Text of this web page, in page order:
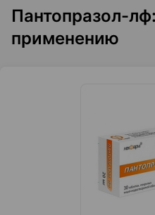
Пантопразол-
применению